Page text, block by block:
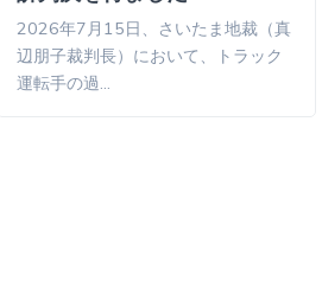
2026年7月15日、さいたま地裁（真
辺朋子裁判長）において、トラック
運転手の過…